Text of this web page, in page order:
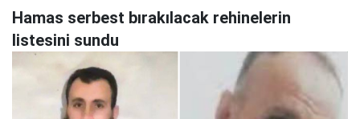
Hamas serbest bırakılacak rehinelerin
listesini sundu